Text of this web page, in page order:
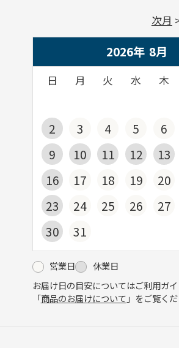
2026年 8月
日 月 火 水 木
2
3 4 5 6
9
10 11 12 13
16
17 18 19 20
23
24 25 26 27
30
31
次月
営業日
休業日
お届け日の目安についてはご利用ガ
「商品のお届けについて 」をご覧くだ